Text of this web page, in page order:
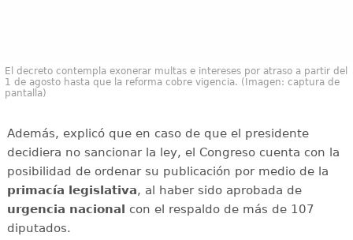
El decreto contempla exonerar multas e intereses por atraso a partir del
1 de agosto hasta que la reforma cobre vigencia. (Imagen: captura de
pantalla)
Además, explicó que en caso de que el presidente
decidiera no sancionar la ley, el Congreso cuenta con la
posibilidad de ordenar su publicación por medio de la
primacía legislativa, al haber sido aprobada de
urgencia nacional
con el respaldo de más de 107
diputados.